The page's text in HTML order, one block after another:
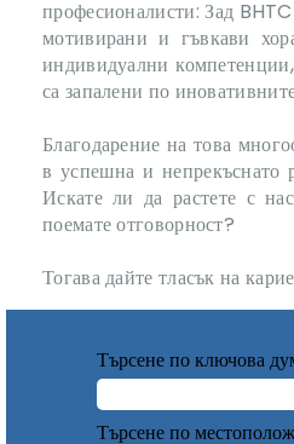
професионалисти: Зад
мотивирани и гъвкави
индивидуални
са запалени по
Благодарение на това
в успешна и непрекъснато
Искате ли да растете с
поемате отговорност?
Тогава дайте тласък на
Търсене по ключова
Търсене по